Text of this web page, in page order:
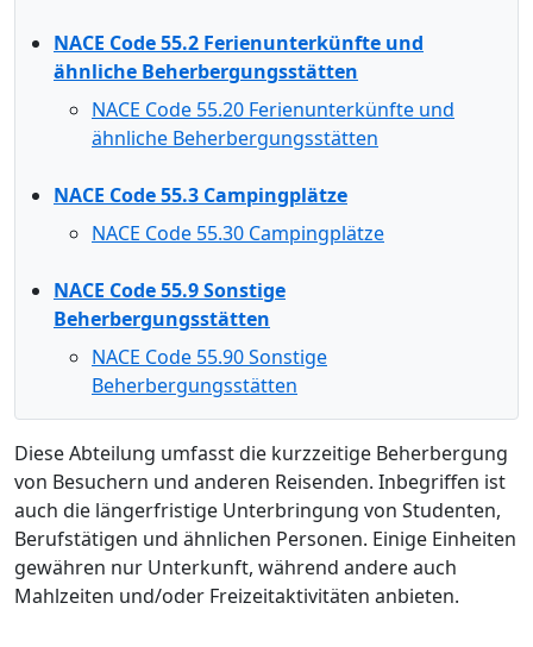
NACE Code 55.2 Ferienunterkünfte und
ähnliche Beherbergungsstätten
NACE Code 55.20 Ferienunterkünfte und
ähnliche Beherbergungsstätten
NACE Code 55.3 Campingplätze
NACE Code 55.30 Campingplätze
NACE Code 55.9 Sonstige
Beherbergungsstätten
NACE Code 55.90 Sonstige
Beherbergungsstätten
Diese Abteilung umfasst die kurzzeitige Beherbergung
von Besuchern und anderen Reisenden. Inbegriffen ist
auch die längerfristige Unterbringung von Studenten,
Berufstätigen und ähnlichen Personen. Einige Einheiten
gewähren nur Unterkunft, während andere auch
Mahlzeiten und/oder Freizeitaktivitäten anbieten.